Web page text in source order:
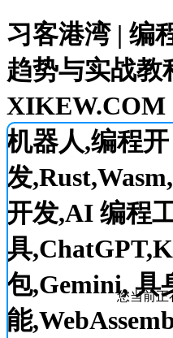
习客港湾 | 编
趋势与实战教
XIKEW.COM
机器人,编程开
发
开发,AI 编程
具
包,Gemini, 具
能
您当前正